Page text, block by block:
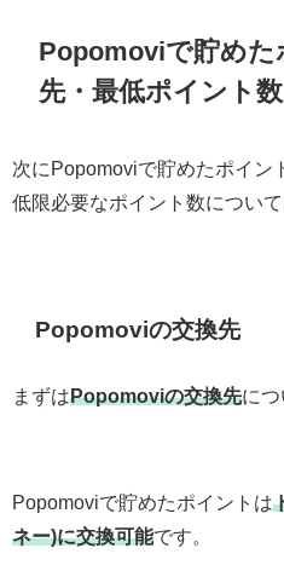
Popomoviで貯めた
先・最低ポイント数
次にPopomoviで貯めたポイン
低限必要なポイント数について
Popomoviの交換先
まずはPopomoviの交換先につ
Popomoviで貯めたポイントは
ネー)に交換可能です。